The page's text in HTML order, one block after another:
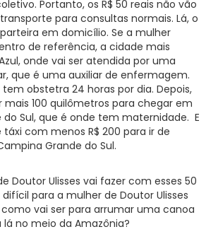
Portanto, os R$ 50 reais não vão
para consultas normais. Lá, o
em domicílio. Se a mulher
de referência, a cidade mais
onde vai ser atendida por uma
que é uma auxiliar de enfermagem.
obstetra 24 horas por dia. Depois,
100 quilômetros para chegar em
do Sul, que é onde tem maternidade. E
com menos R$ 200 para ir de
Grande do Sul.
Doutor Ulisses vai fazer com esses 50
difícil para a mulher de Doutor Ulisses
vai ser para arrumar uma canoa
no meio da Amazônia?